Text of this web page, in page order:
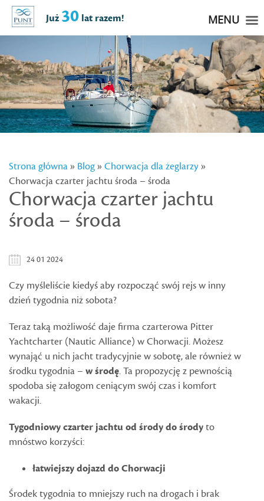
Strona główna» Blog»Chorwacja dla żeglarzy»
Chorwacja czarter jachtu środa – środa
Chorwacja czarter jachtu
środa – środa
24 01 2024
Czy myśleliście kiedyś aby rozpocząć swój rejs w inny
dzień tygodnia niż sobota?
Teraz taką możliwość daje firma czarterowa Pitter
Yachtcharter (Nautic Alliance) w Chorwacji. Możesz
wynająć u nich jacht tradycyjnie w sobotę, ale również w
środku tygodnia – w środę. Ta propozycję z pewnością
spodoba się załogom ceniącym swój czas i komfort
wakacji.
Tygodniowy czarter jachtu od środy do środyto
mnóstwo korzyści:
łatwiejszy dojazd do Chorwacji
Środek tygodnia to mniejszy ruch na drogach i brak
Już30 lat razem! MENU